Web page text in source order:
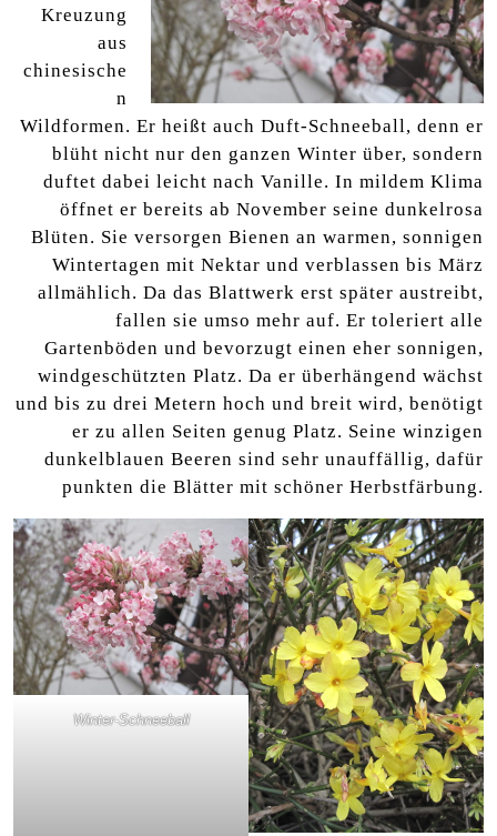
Kreuzung
aus
chinesische
n
Wildformen. Er heißt auch Duft-Schneeball, denn er
blüht nicht nur den ganzen Winter über, sondern
duftet dabei leicht nach Vanille. In mildem Klima
öffnet er bereits ab November seine dunkelrosa
Blüten. Sie versorgen Bienen an warmen, sonnigen
Wintertagen mit Nektar und verblassen bis März
allmählich. Da das Blattwerk erst später austreibt,
fallen sie umso mehr auf. Er toleriert alle
Gartenböden und bevorzugt einen eher sonnigen,
windgeschützten Platz. Da er überhängend wächst
und bis zu drei Metern hoch und breit wird, benötigt
er zu allen Seiten genug Platz. Seine winzigen
dunkelblauen Beeren sind sehr unauffällig, dafür
punkten die Blätter mit schöner Herbstfärbung.
Winter-Schneeball